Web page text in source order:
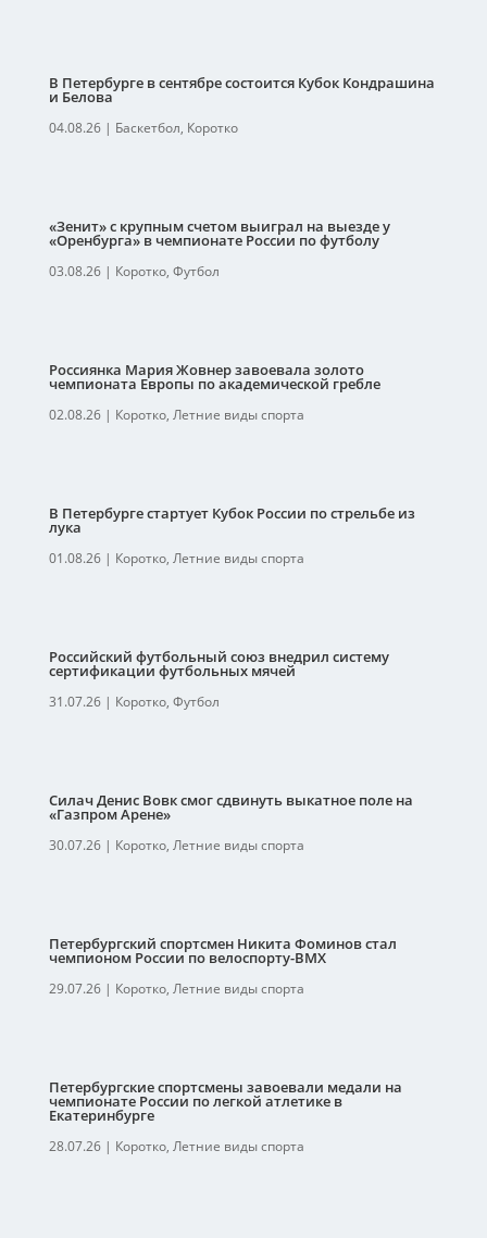
В Петербурге в сентябре состоится Кубок Кондрашина
и Белова
04.08.26| Баскетбол, Коротко
«Зенит» с крупным счетом выиграл на выезде у
«Оренбурга» в чемпионате России по футболу
03.08.26| Коротко, Футбол
Россиянка Мария Жовнер завоевала золото
чемпионата Европы по академической гребле
02.08.26| Коротко, Летние виды спорта
В Петербурге стартует Кубок России по стрельбе из
лука
01.08.26| Коротко, Летние виды спорта
Российский футбольный союз внедрил систему
сертификации футбольных мячей
31.07.26| Коротко, Футбол
Силач Денис Вовк смог сдвинуть выкатное поле на
«Газпром Арене»
30.07.26| Коротко, Летние виды спорта
Петербургский спортсмен Никита Фоминов стал
чемпионом России по велоспорту-ВМХ
29.07.26| Коротко, Летние виды спорта
Петербургские спортсмены завоевали медали на
чемпионате России по легкой атлетике в
Екатеринбурге
28.07.26| Коротко, Летние виды спорта